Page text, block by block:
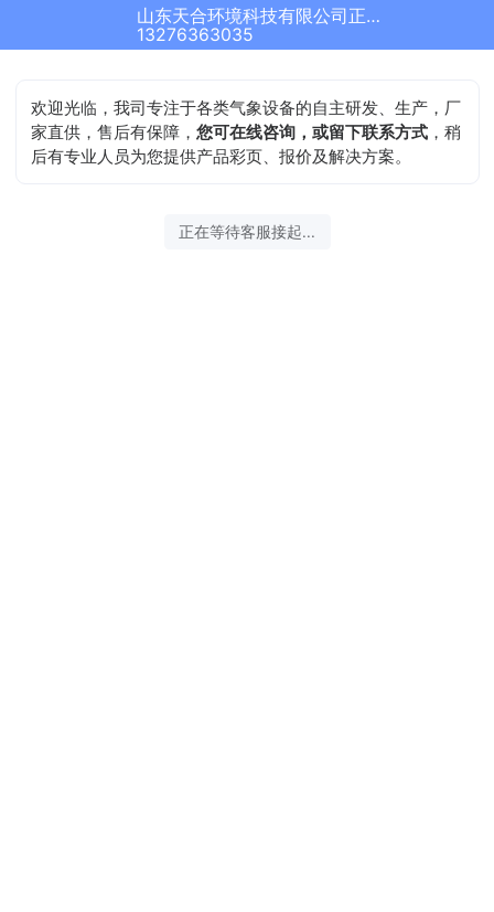
山东天合环境科技有限公司正在为您服务
13276363035
欢迎光临，我司专注于各类气象设备的自主研发、生产，厂
家直供，售后有保障，您可在线咨询，或留下联系方式 ，稍
后有专业人员为您提供产品彩页、报价及解决方案。
正在等待客服接起...